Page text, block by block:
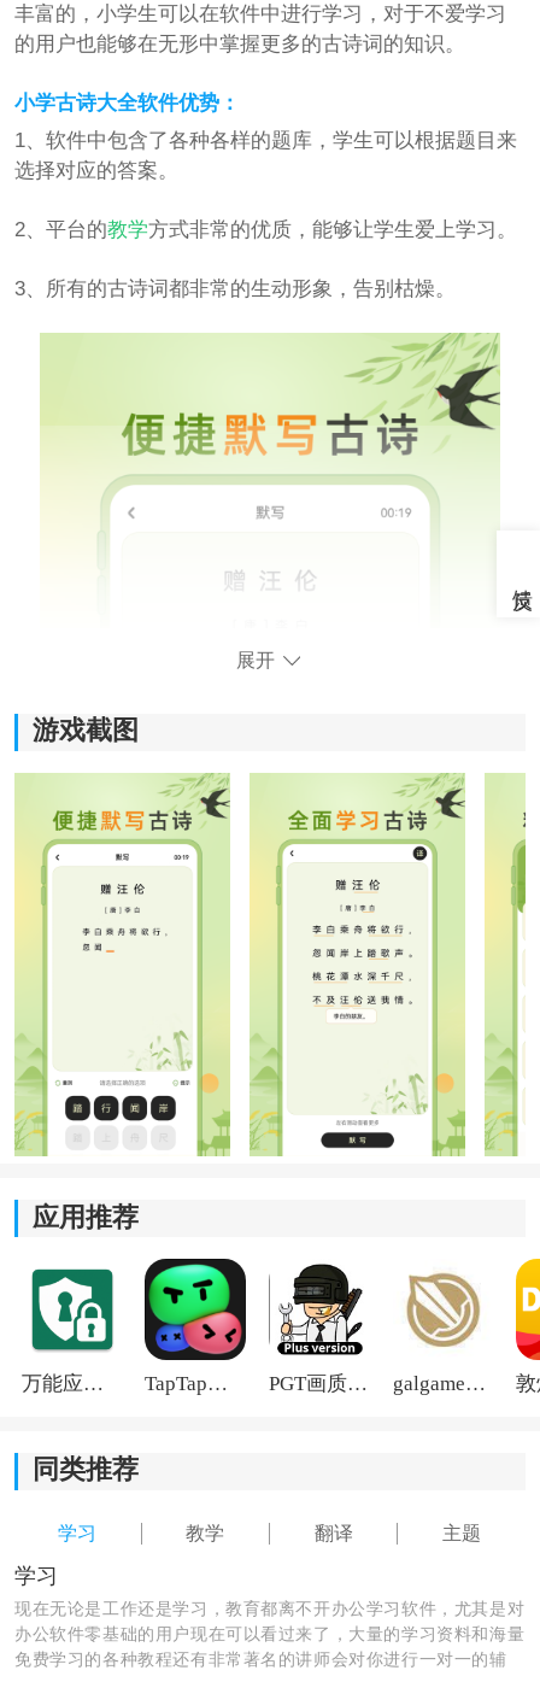
丰富的，小学生可以在软件中进行学习，对于不爱学习
的用户也能够在无形中掌握更多的古诗词的知识。
小学古诗大全软件优势：
1、软件中包含了各种各样的题库，学生可以根据题目来
选择对应的答案。
2、平台的教学方式非常的优质，能够让学生爱上学习。
3、所有的古诗词都非常的生动形象，告别枯燥。
小学古诗大全软件特色：
1、当用户学会某个古诗词之后，还可以在软件当中进行
2、强大的译文功能可以将每一个古诗词进行精准翻译
3、用户觉得学生的学习效果不够明显的话，就可以使用
展开
游戏截图
应用推荐
万能应用隐藏 TapTap国际版2026 PGT画质助手旧版 galgame游戏盒子2026
同类推荐
学习 教学 翻译 主题
学习
现在无论是工作还是学习，教育都离不开办公学习软件，尤其是对
办公软件零基础的用户现在可以看过来了，大量的学习资料和海量
免费学习的各种教程还有非常著名的讲师会对你进行一对一的辅